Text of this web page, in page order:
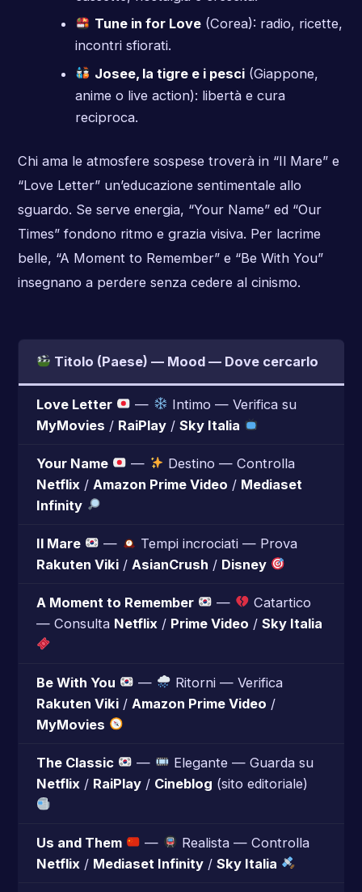
Tune in for Love(Corea): radio, ricette,
incontri sfiorati.
Josee, la tigre e i pesci(Giappone,
anime o live action): libertà e cura
reciproca.
Chi ama le atmosfere sospese troverà in “Il Mare” e
“Love Letter” un’educazione sentimentale allo
sguardo. Se serve energia, “Your Name” ed “Our
Times” fondono ritmo e grazia visiva. Per lacrime
belle, “A Moment to Remember” e “Be With You”
insegnano a perdere senza cedere al cinismo.
Titolo (Paese) — Mood — Dove cercarlo
Love Letter —
Intimo — Verifica su
MyMovies / RaiPlay/ Sky Italia
Your Name —
Destino — Controlla
Netflix / Amazon Prime Video / Mediaset
Infinity
Il Mare —
Tempi incrociati — Prova
Rakuten Viki/ AsianCrush / Disney
A Moment to Remember —
Catartico
— Consulta Netflix / Prime Video / Sky Italia
Be With You —
Ritorni — Verifica
Rakuten Viki/ Amazon Prime Video /
MyMovies
The Classic —
Elegante — Guarda su
Netflix / RaiPlay/ Cineblog (sito editoriale)
Us and Them —
Realista — Controlla
Netflix / Mediaset Infinity/ Sky Italia